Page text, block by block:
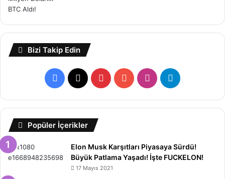
Bizi Takip Edin
Facebook
X PinterestYouTubeInstagramTelegram
Popüler İçerikler
Elon Musk Karşıtları Piyasaya Sürdü!
Büyük Patlama Yaşadı! İşte FUCKELON!
17 Mayıs 2021